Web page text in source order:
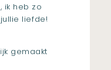
ik heb zo
liefde!
gemaakt